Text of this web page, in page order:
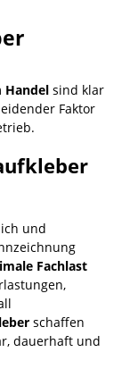
Handel sind klar
Faktor
und
Fachlast
schaffen
dauerhaft und